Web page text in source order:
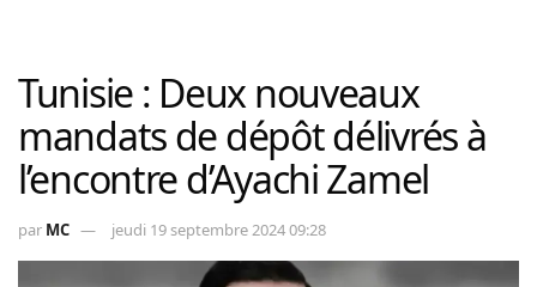
Tunisie : Deux nouveaux
mandats de dépôt délivrés à
l’encontre d’Ayachi Zamel
par MC jeudi 19 septembre 2024 09:28